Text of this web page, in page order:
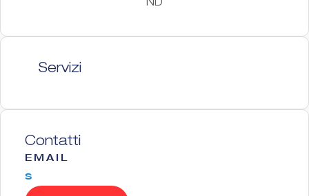
ND
Servizi
Contatti
EMAIL
s